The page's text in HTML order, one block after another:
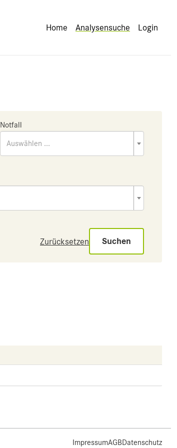
Home Analysensuche Login
Notfall
Auswählen ...
Zurücksetzen Suchen
ImpressumAGBDatenschutz